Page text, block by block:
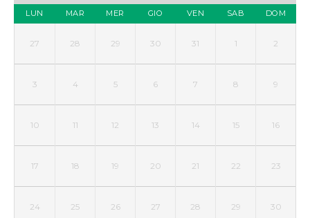
LUN MAR MER GIO VEN SAB DOM
27 28 29 30 31 1 2
3 4 5 6 7 8 9
10 11 12 13 14 15 16
17 18 19 20 21 22 23
24 25 26 27 28 29 30